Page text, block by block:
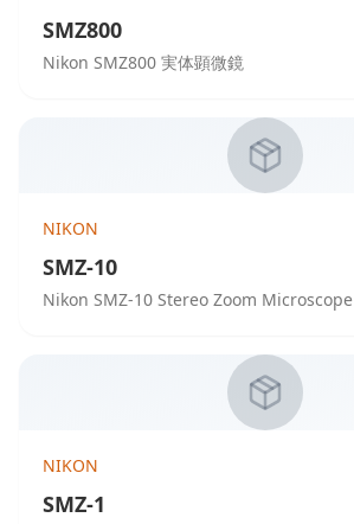
SMZ800
Nikon SMZ800 実体顕微鏡
NIKON
SMZ-10
Nikon SMZ-10 Stereo Zoom Microscope
NIKON
SMZ-1